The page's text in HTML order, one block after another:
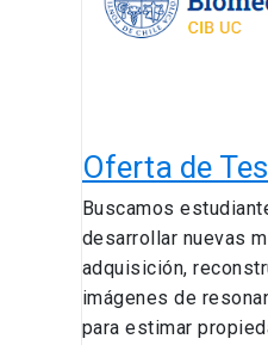
Oferta de
Buscamos
desarrollar nuevas
adquisición,
imágenes de
para estimar